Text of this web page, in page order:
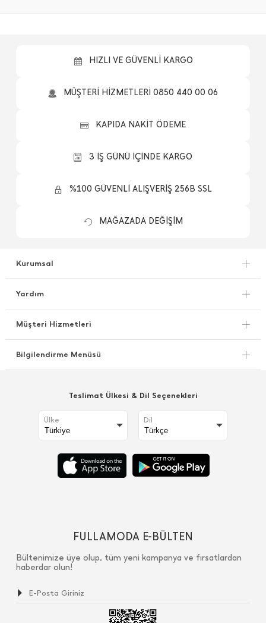
HIZLI VE GÜVENLİ KARGO
MÜŞTERİ HİZMETLERİ 0850 440 00 06
KAPIDA NAKİT ÖDEME
3 İŞ GÜNÜ İÇİNDE KARGO
%100 GÜVENLİ ALIŞVERİŞ 256B SSL
MAĞAZADA DEĞİŞİM
Kurumsal
Yardım
Müşteri Hizmetleri
Bilgilendirme Menüsü
Teslimat Ülkesi & Dil Seçenekleri
Ülke Dil
FULLAMODA E-BÜLTEN
Bültenimize üye olup, tüm yeni kampanya ve fırsatlardan
haberdar olun!